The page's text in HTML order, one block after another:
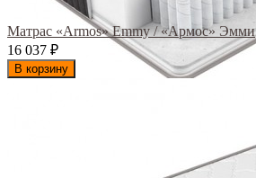
Матрас «Armos» Emmy / «Армос» Эмми
16 037 ₽
В корзину